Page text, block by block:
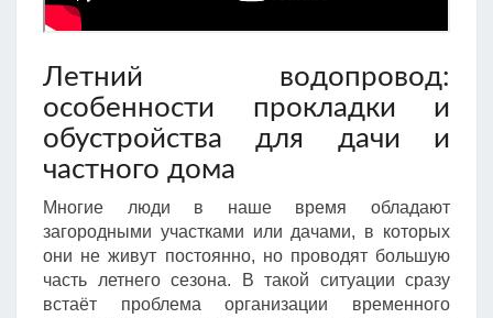
Летний водопровод:
особенности прокладки и
обустройства для дачи и
частного дома
Многие люди в наше время обладают
загородными участками или дачами, в которых
они не живут постоянно, но проводят большую
часть летнего сезона. В такой ситуации сразу
встаёт проблема организации временного